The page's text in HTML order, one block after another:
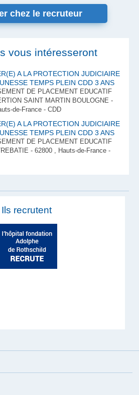
chez le recruteur
vous intéresseront
A LA PROTECTION JUDICIAIRE
TEMPS PLEIN CDD 3 ANS
DE PLACEMENT EDUCATIF
SAINT MARTIN BOULOGNE -
de-France - CDD
A LA PROTECTION JUDICIAIRE
TEMPS PLEIN CDD 3 ANS
DE PLACEMENT EDUCATIF
- 62800 , Hauts-de-France -
Ils recrutent